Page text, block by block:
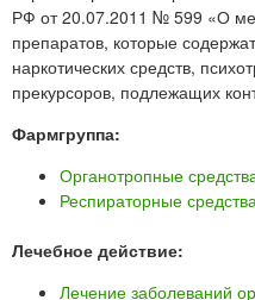
РФ от 20.07.2011 № 599 «О
препаратов, которые
наркотических средств,
прекурсоров, подлежащих
Фармгруппа:
Органотропные
Респираторные средства
Лечебное действие:
Лечение заболеваний